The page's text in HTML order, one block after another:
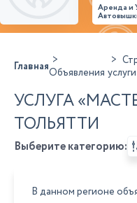
Аренда и
26,28,32
ГлавнаяОбъявления услуги
УСЛУГА
ТОЛЬЯТТИ
Выберите категорию:
В данном регионе